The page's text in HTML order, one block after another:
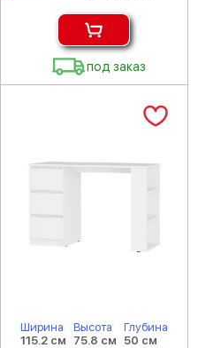
под заказ
Ширина
115.2 см
Высота
75.8 см
Глубина
50 см